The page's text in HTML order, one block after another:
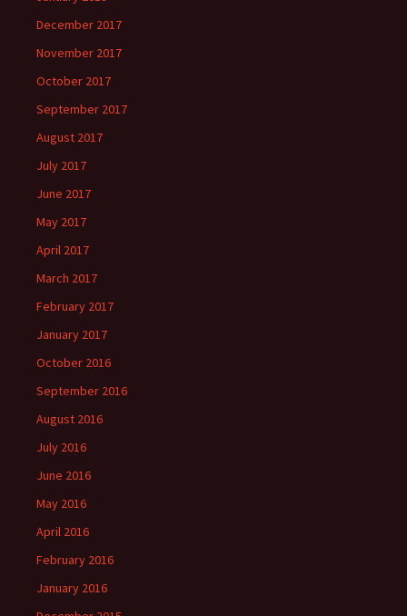
December 2017
November 2017
October 2017
September 2017
August 2017
July 2017
June 2017
May 2017
April 2017
March 2017
February 2017
January 2017
October 2016
September 2016
August 2016
July 2016
June 2016
May 2016
April 2016
February 2016
January 2016